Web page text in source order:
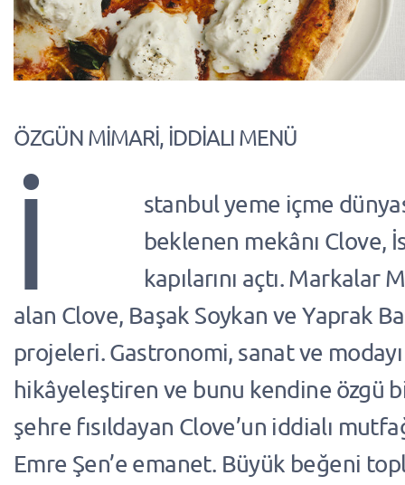
ÖZGÜN MİMARİ, İDDİALI MENÜ
İ
stanbul yeme içme
beklenen mekânı Clove,
kapılarını açtı. Markalar
alan Clove, Başak Soykan ve Yaprak
projeleri. Gastronomi, sanat ve
hikâyeleştiren ve bunu kendine özgü
şehre fısıldayan Clove’un iddialı
Emre Şen’e emanet. Büyük beğeni